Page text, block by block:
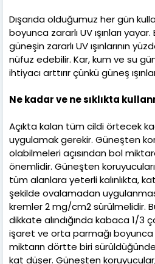
Dışarıda olduğumuz her gün
boyunca zararlı UV ışınları
güneşin zararlı UV ışınlarının
nüfuz edebilir. Kar, kum ve su
ihtiyacı arttırır çünkü güneş
Ne kadar ve ne sıklıkta
Açıkta kalan tüm cildi örtecek
uygulamak gerekir. Güneşten
olabilmeleri açısından bol
önemlidir. Güneşten
tüm alanlara yeterli kalınlıkta,
şekilde ovalamadan
kremler 2 mg/cm2 sürülmelidir.
dikkate alındığında kabaca 1/3
işaret ve orta parmağı boyunca
miktarın dörtte biri
kat düşer. Güneşten